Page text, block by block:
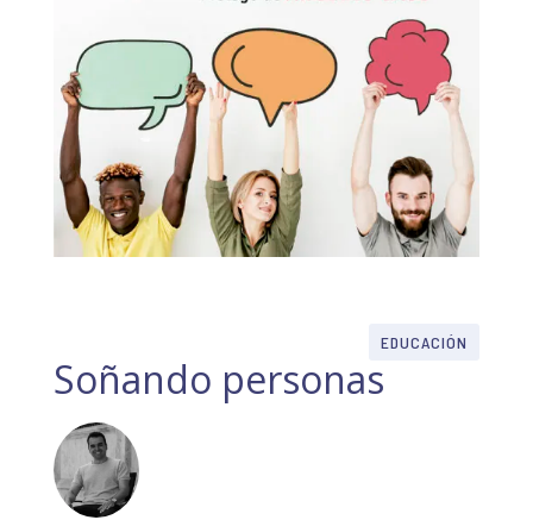
EDUCACIÓN
Soñando personas